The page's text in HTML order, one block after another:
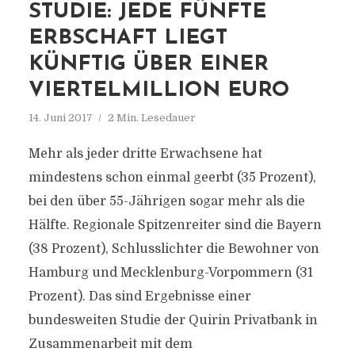
STUDIE: JEDE FÜNFTE
ERBSCHAFT LIEGT
KÜNFTIG ÜBER EINER
VIERTELMILLION EURO
14. Juni 2017 2 Min. Lesedauer
Mehr als jeder dritte Erwachsene hat
mindestens schon einmal geerbt (35 Prozent),
bei den über 55-Jährigen sogar mehr als die
Hälfte. Regionale Spitzenreiter sind die Bayern
(38 Prozent), Schlusslichter die Bewohner von
Hamburg und Mecklenburg-Vorpommern (31
Prozent). Das sind Ergebnisse einer
bundesweiten Studie der Quirin Privatbank in
Zusammenarbeit mit dem